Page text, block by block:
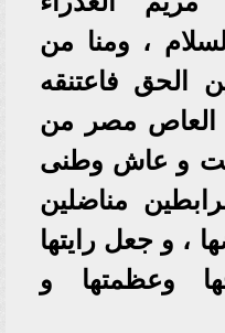
، ومنا من
الحق فاعتنقه
العاص مصر من
و عاش وطنى
مناضلين
، و جعل رايتها
وعظمتها و